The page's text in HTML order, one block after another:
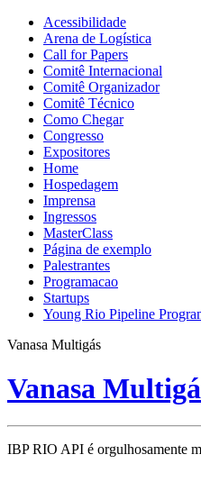
Acessibilidade
Arena de Logística
Call for Papers
Comitê Internacional
Comitê Organizador
Comitê Técnico
Como Chegar
Congresso
Expositores
Home
Hospedagem
Imprensa
Ingressos
MasterClass
Página de exemplo
Palestrantes
Programacao
Startups
Young Rio Pipeline
Vanasa Multigás
Vanasa
IBP RIO API é orgulhosamente